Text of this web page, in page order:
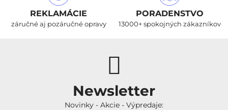
REKLAMÁCIE
záručné aj pozáručné opravy
PORADENSTVO
13000+ spokojných zákazníkov
Newsletter
Novinky - Akcie - Výpredaje: